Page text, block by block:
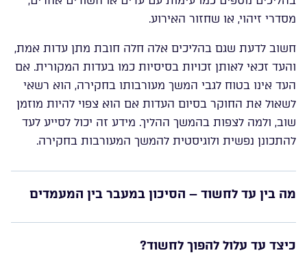
מסדרי זיהוי, או שחזור האירוע.
חשוב לדעת שגם בהליכים אלה חלה חובת מתן עדות אמת,
והעד זכאי לאותן זכויות בסיסיות כמו בעדות המקורית. אם
העד אינו בטוח לגבי המשך מעורבותו בחקירה, הוא רשאי
לשאול את החוקר בסיום העדות אם הוא צפוי להיות מוזמן
שוב, ולמה לצפות בהמשך ההליך. מידע זה יכול לסייע לעד
להתכונן נפשית ולוגיסטית להמשך המעורבות בחקירה.
מה בין עד לחשוד – הסיכון במעבר בין המעמדים
כיצד עד עלול להפוך לחשוד?